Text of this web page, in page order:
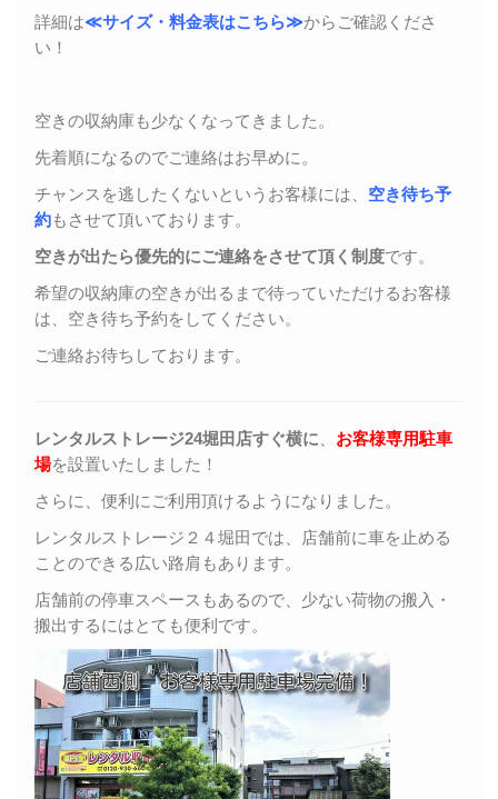
詳細は≪サイズ・料金表はこちら≫からご確認くださ
い！
空きの収納庫も少なくなってきました。
先着順になるのでご連絡はお早めに。
チャンスを逃したくないというお客様には、 空き待ち予
約もさせて頂いております。
空きが出たら優先的にご連絡をさせて頂く制度です。
希望の収納庫の空きが出るまで待っていただけるお客様
は、空き待ち予約をしてください。
ご連絡お待ちしております。
レンタルストレージ24堀田店すぐ横に
お客様専用駐車
場を設置いたしました！
さらに、便利にご利用頂けるようになりました。
レンタルストレージ２４堀田では、店舗前に車を止める
ことのできる広い路肩もあります。
店舗前の停車スペースもあるので、少ない荷物の搬入・
搬出するにはとても便利です。